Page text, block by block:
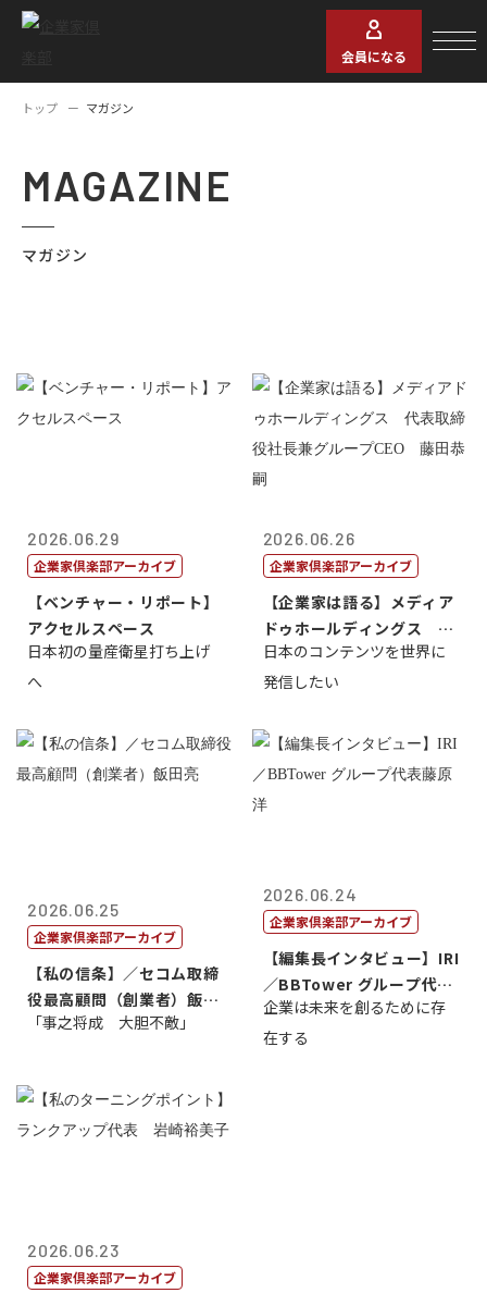
会員になる
トップ マガジン
MAGAZINE
マガジン
2026.06.29
企業家倶楽部アーカイブ
【ベンチャー・リポート】
アクセルスペース
日本初の量産衛星打ち上げ
へ
2026.06.26
企業家倶楽部アーカイブ
【企業家は語る】メディア
ドゥホールディングス 代
表取締役社長...
日本のコンテンツを世界に
発信したい
2026.06.25
企業家倶楽部アーカイブ
【私の信条】／セコム取締
役最高顧問（創業者）飯田
亮
「事之将成 大胆不敵」
2026.06.24
企業家倶楽部アーカイブ
【編集長インタビュー】IRI
／BBTower グループ代表
藤...
企業は未来を創るために存
在する
2026.06.23
企業家倶楽部アーカイブ